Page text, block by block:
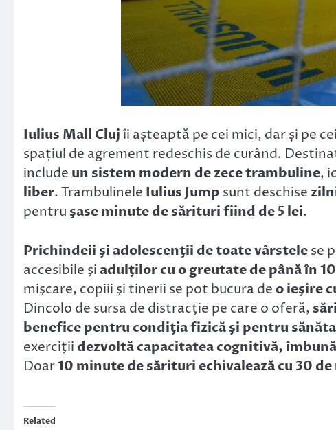
Iulius Mall Clujîi așteaptă pe cei mici, dar și pe
spațiul de agrement redeschis de curând.
include un sistem modern de zece trambuline,
liber. Trambulinele Iulius Jump sunt deschise
pentru şase minute de sărituri fiind de5 lei.
Prichindeii şi adolescenţii de toate vârstelese
accesibile şiadulţilor cu o greutate de până în
mişcare, copiii şi tinerii se pot bucura deo ieşire
Dincolo de sursa de distracţie pe care o oferă,
benefice pentru condiţia fizică şi pentru
exerciţiidezvoltă capacitatea cognitivă,
Doar10 minute de sărituri echivalează cu 30
Related